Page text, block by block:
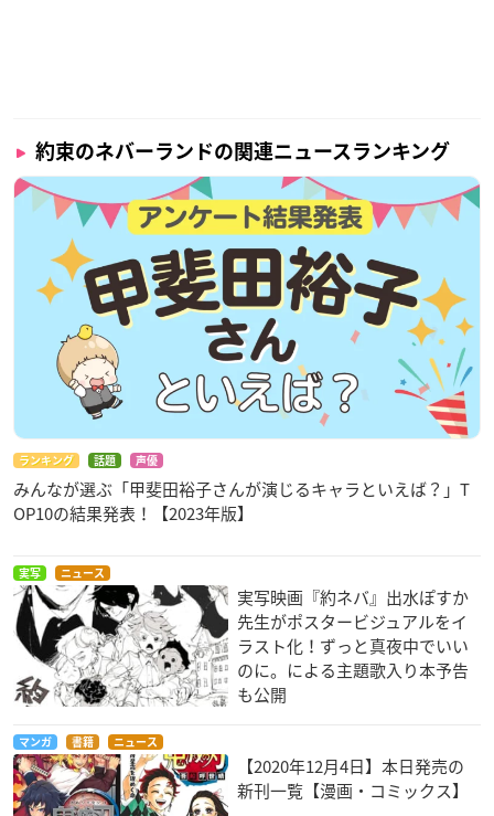
約束のネバーランドの関連ニュースランキング
ランキング 話題 声優
みんなが選ぶ「甲斐田裕子さんが演じるキャラといえば？」T
OP10の結果発表！【2023年版】
実写 ニュース
実写映画『約ネバ』出水ぽすか
先生がポスタービジュアルをイ
ラスト化！ずっと真夜中でいい
のに。による主題歌入り本予告
も公開
マンガ 書籍 ニュース
【2020年12月4日】本日発売の
新刊一覧【漫画・コミックス】